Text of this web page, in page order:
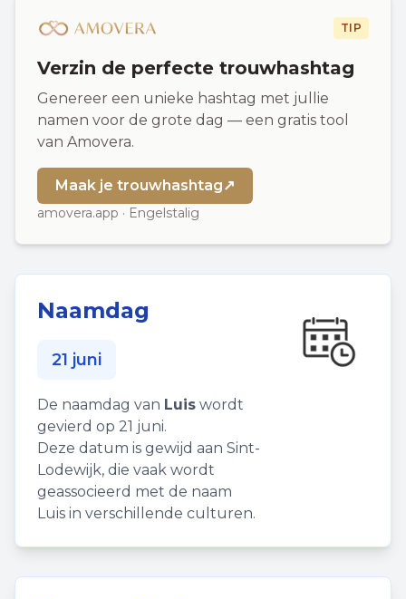
TIP
Verzin de perfecte trouwhashtag
Genereer een unieke hashtag met jullie
namen voor de grote dag — een gratis tool
van Amovera.
Maak je trouwhashtag↗
amovera.app · Engelstalig
Naamdag
21 juni
De naamdag van Luis wordt
gevierd op 21 juni.
Deze datum is gewijd aan Sint-
Lodewijk, die vaak wordt
geassocieerd met de naam
Luis in verschillende culturen.